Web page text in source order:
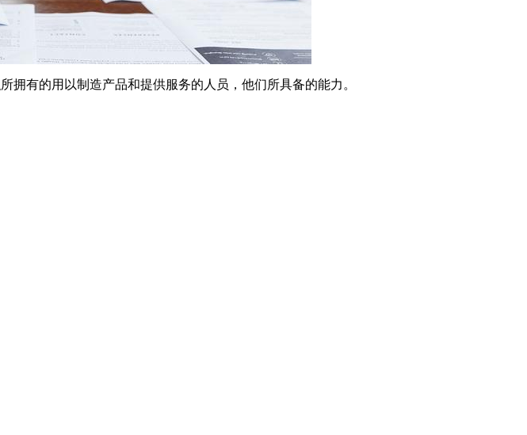
有的用以制造产品和提供服务的人员，他们所具备的能力。